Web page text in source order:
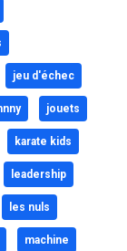
jeu d'échec
jouets
karate kids
leadership
les nuls
machine